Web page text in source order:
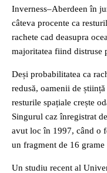
Inverness–Aberdeen în
câteva procente ca
rachete cad deasupra
majoritatea fiind distruse
Deși probabilitatea ca
redusă, oamenii de
resturile spațiale crește
Singurul caz înregistrat
avut loc în 1997, când o
un fragment de 16
Un studiu recent al